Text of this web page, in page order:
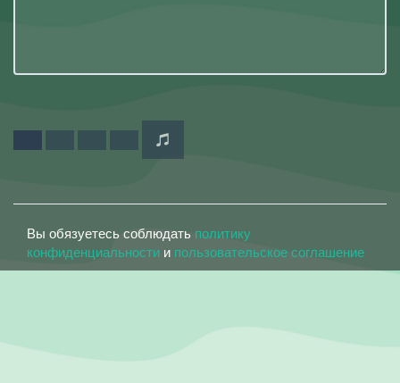
Вы обязуетесь соблюдать политику
конфиденциальности и пользовательское соглашение